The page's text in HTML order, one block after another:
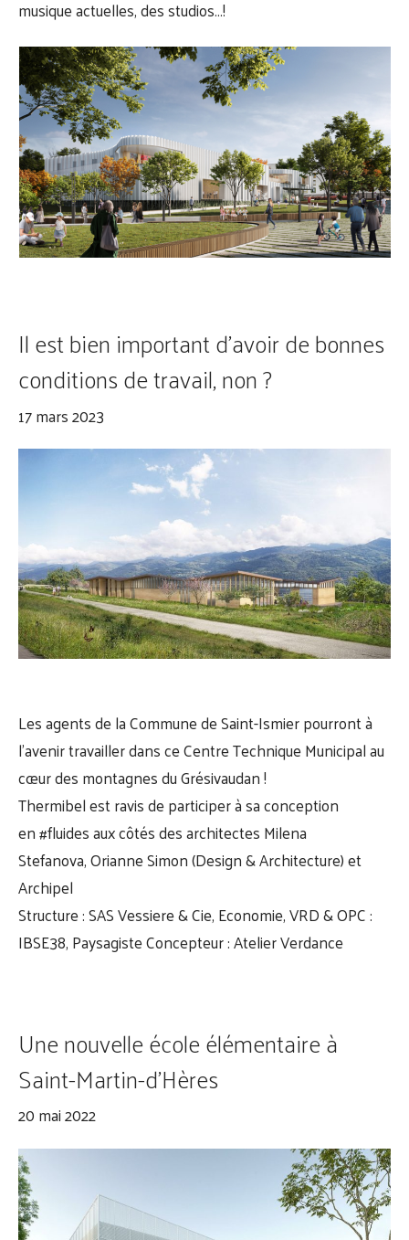
musique actuelles, des studios…!
Il est bien important d’avoir de bonnes
conditions de travail, non ?
17 mars 2023
Les agents de laCommune de Saint-Ismierpourront à
l’avenir travailler dans ce Centre Technique Municipal au
cœur des montagnes duGrésivaudan!
Thermibelest ravis de participer à sa conception
en#fluidesaux côtés des architectes Milena
Stefanova,Orianne Simon(Design & Architecture) et
Archipel
Structure : SAS Vessiere & Cie, Economie, VRD & OPC :
IBSE38, Paysagiste Concepteur : Atelier Verdance
Une nouvelle école élémentaire à
Saint-Martin-d’Hères
20 mai 2022